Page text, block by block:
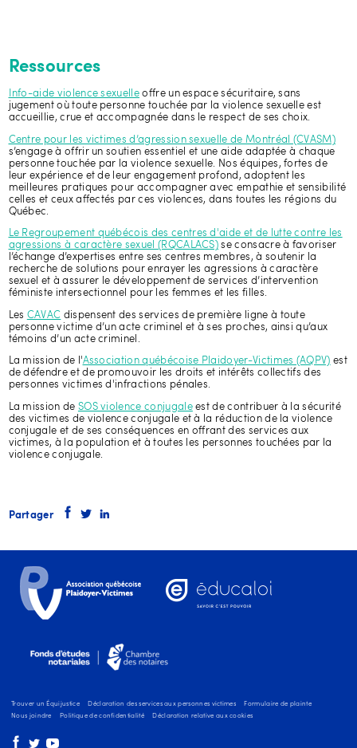
Ressources
Info-aide violence sexuelle offre un espace sécuritaire, sans
jugement où toute personne touchée par la violence sexuelle est
accueillie, crue et accompagnée dans le respect de ses choix.
Centre pour les victimes d’agression sexuelle de Montréal (CVASM)
s’engage à offrir un soutien essentiel et une aide adaptée à chaque
personne touchée par la violence sexuelle. Nos équipes, fortes de
leur expérience et de leur engagement profond, adoptent les
meilleures pratiques pour accompagner avec empathie et sensibilité
celles et ceux affectés par ces violences, dans toutes les régions du
Québec.
Le Regroupement québécois des centres d'aide et de lutte contre les
agressions à caractère sexuel (RQCALACS) se consacre à favoriser
l’échange d’expertises entre ses centres membres, à soutenir la
recherche de solutions pour enrayer les agressions à caractère
sexuel et à assurer le développement de services d’intervention
féministe intersectionnel pour les femmes et les filles.
Les CAVAC dispensent des services de première ligne à toute
personne victime d’un acte criminel et à ses proches, ainsi qu’aux
témoins d’un acte criminel.
La mission de l'Association québécoise Plaidoyer-Victimes (AQPV) est
de défendre et de promouvoir les droits et intérêts collectifs des
personnes victimes d'infractions pénales.
La mission de SOS violence conjugaleest de contribuer à la sécurité
des victimes de violence conjugale et à la réduction de la violence
conjugale et de ses conséquences en offrant des services aux
victimes, à la population et à toutes les personnes touchées par la
violence conjugale.
Partager
Trouver un Équijustice Déclaration des services aux personnes victimes
Formulaire de plainte
Nous joindre
Politique de confidentialité Déclaration relative aux cookies